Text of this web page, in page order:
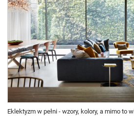
Eklektyzm w pełni - wzory, kolory, a mimo to